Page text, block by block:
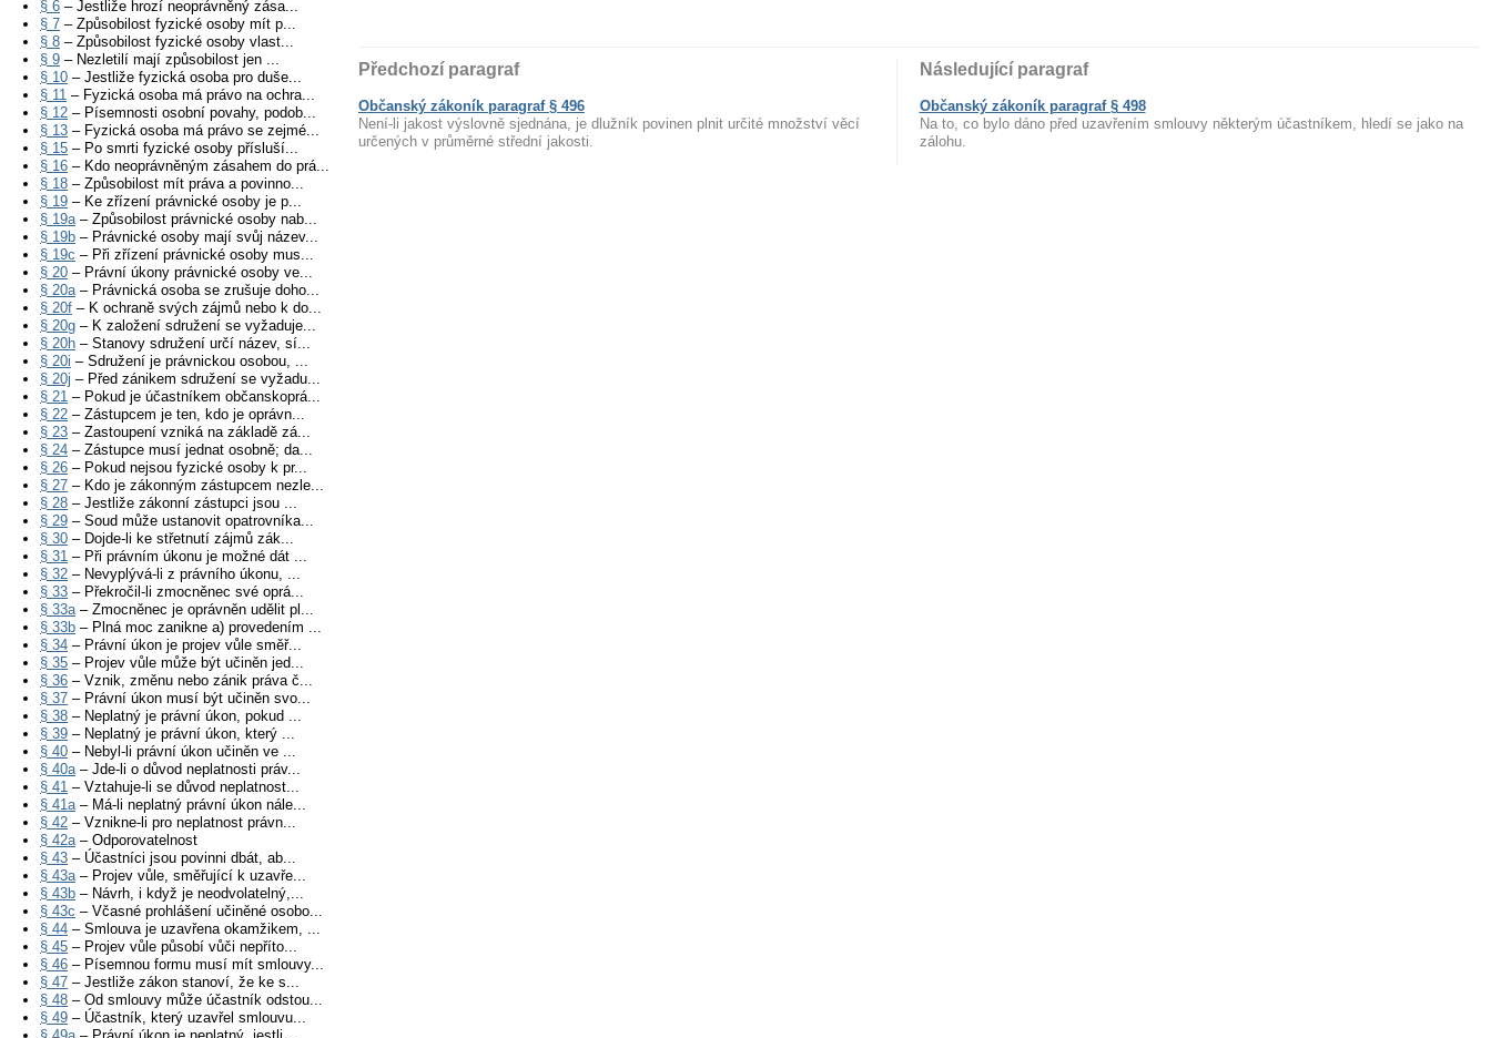
§ 6 – Jestliže hrozí neoprávněný zása...
§ 7 – Způsobilost fyzické osoby mít p...
§ 8 – Způsobilost fyzické osoby vlast...
§ 9 – Nezletilí mají způsobilost jen ...
§ 10 – Jestliže fyzická osoba pro duše...
§ 11 – Fyzická osoba má právo na ochra...
§ 12 – Písemnosti osobní povahy, podob...
§ 13 – Fyzická osoba má právo se zejmé...
§ 15 – Po smrti fyzické osoby přísluší...
§ 16 – Kdo neoprávněným zásahem do prá...
§ 18 – Způsobilost mít práva a povinno...
§ 19 – Ke zřízení právnické osoby je p...
§ 19a– Způsobilost právnické osoby nab...
§ 19b – Právnické osoby mají svůj název...
§ 19c – Při zřízení právnické osoby mus...
§ 20 – Právní úkony právnické osoby ve...
§ 20a– Právnická osoba se zrušuje doho...
§ 20f – K ochraně svých zájmů nebo k do...
§ 20g – K založení sdružení se vyžaduje...
§ 20h – Stanovy sdružení určí název, sí...
§ 20i – Sdružení je právnickou osobou, ...
§ 20j – Před zánikem sdružení se vyžadu...
§ 21 – Pokud je účastníkem občanskoprá...
§ 22 – Zástupcem je ten, kdo je oprávn...
§ 23 – Zastoupení vzniká na základě zá...
§ 24 – Zástupce musí jednat osobně; da...
§ 26 – Pokud nejsou fyzické osoby k pr...
§ 27 – Kdo je zákonným zástupcem nezle...
§ 28 – Jestliže zákonní zástupci jsou ...
§ 29 – Soud může ustanovit opatrovníka...
§ 30 – Dojde-li ke střetnutí zájmů zák...
§ 31 – Při právním úkonu je možné dát ...
§ 32 – Nevyplývá-li z právního úkonu, ...
§ 33 – Překročil-li zmocněnec své oprá...
§ 33a– Zmocněnec je oprávněn udělit pl...
§ 33b – Plná moc zanikne a) provedením ...
§ 34 – Právní úkon je projev vůle směř...
§ 35 – Projev vůle může být učiněn jed...
§ 36 – Vznik, změnu nebo zánik práva č...
§ 37 – Právní úkon musí být učiněn svo...
§ 38 – Neplatný je právní úkon, pokud ...
§ 39 – Neplatný je právní úkon, který ...
§ 40 – Nebyl-li právní úkon učiněn ve ...
§ 40a– Jde-li o důvod neplatnosti práv...
§ 41 – Vztahuje-li se důvod neplatnost...
§ 41a– Má-li neplatný právní úkon nále...
§ 42 – Vznikne-li pro neplatnost právn...
§ 42a– Odporovatelnost
§ 43 – Účastníci jsou povinni dbát, ab...
§ 43a– Projev vůle, směřující k uzavře...
§ 43b – Návrh, i když je neodvolatelný,...
§ 43c – Včasné prohlášení učiněné osobo...
§ 44 – Smlouva je uzavřena okamžikem, ...
§ 45 – Projev vůle působí vůči nepříto...
§ 46 – Písemnou formu musí mít smlouvy...
§ 47 – Jestliže zákon stanoví, že ke s...
§ 48 – Od smlouvy může účastník odstou...
§ 49 – Účastník, který uzavřel smlouvu...
Předchozí paragraf
Občanský zákoník paragraf § 496
Není-li jakost výslovně sjednána, je dlužník povinen plnit určité množství věcí
určených v průměrné střední jakosti.
Následující paragraf
Občanský zákoník paragraf § 498
Na to, co bylo dáno před uzavřením smlouvy některým účastníkem, hledí se jako na
zálohu.